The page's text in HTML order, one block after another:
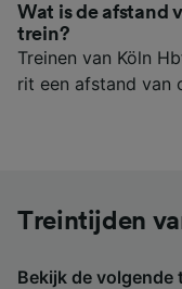
Wat is de afstand
trein?
Treinen van Köln
rit een afstand van
Treintijden
Bekijk de volgende